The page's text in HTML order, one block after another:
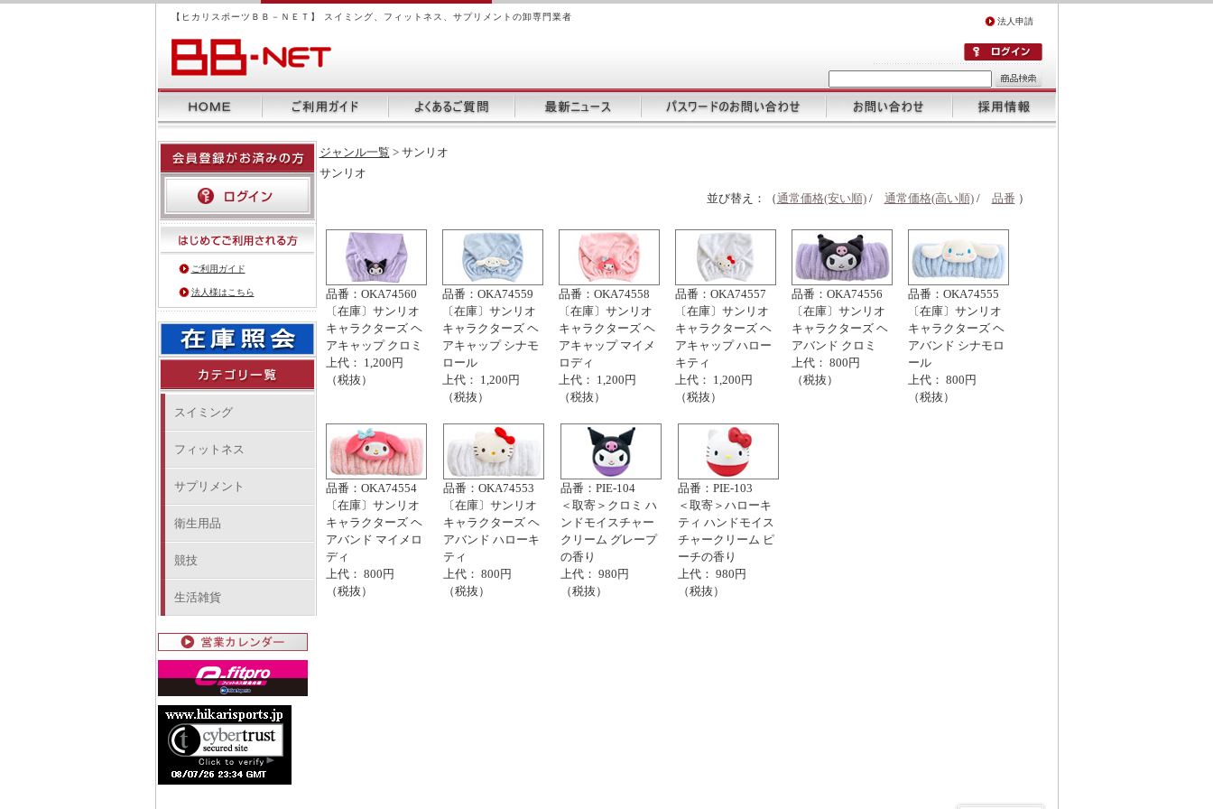
【ヒカリスポーツＢＢ－ＮＥＴ】 スイミング、フィットネス、サプリメントの卸専門業者 法人申請
ご利用ガイド
法人様はこちら
スイミング
フィットネス
サプリメント
衛生用品
競技
生活雑貨
ジャンル一覧 > サンリオ
サンリオ
並び替え：（通常価格(安い順)/ 通常価格(高い順)/ 品番 ）
品番：OKA74560
〔在庫〕サンリオ
キャラクターズ ヘ
アキャップ クロミ
上代： 1,200円
（税抜）
品番：OKA74559
〔在庫〕サンリオ
キャラクターズ ヘ
アキャップ シナモ
ロール
上代： 1,200円
（税抜）
品番：OKA74558
〔在庫〕サンリオ
キャラクターズ ヘ
アキャップ マイメ
ロディ
上代： 1,200円
（税抜）
品番：OKA74557
〔在庫〕サンリオ
キャラクターズ ヘ
アキャップ ハロー
キティ
上代： 1,200円
（税抜）
品番：OKA74556
〔在庫〕サンリオ
キャラクターズ ヘ
アバンド クロミ
上代： 800円
（税抜）
品番：OKA74555
〔在庫〕サンリオ
キャラクターズ ヘ
アバンド シナモロ
ール
上代： 800円
（税抜）
品番：OKA74554
〔在庫〕サンリオ
キャラクターズ ヘ
アバンド マイメロ
ディ
上代： 800円
（税抜）
品番：OKA74553
〔在庫〕サンリオ
キャラクターズ ヘ
アバンド ハローキ
ティ
上代： 800円
（税抜）
品番：PIE-104
＜取寄＞クロミ ハ
ンドモイスチャー
クリーム グレープ
の香り
上代： 980円
（税抜）
品番：PIE-103
＜取寄＞ハローキ
ティ ハンドモイス
チャークリーム ピ
ーチの香り
上代： 980円
（税抜）